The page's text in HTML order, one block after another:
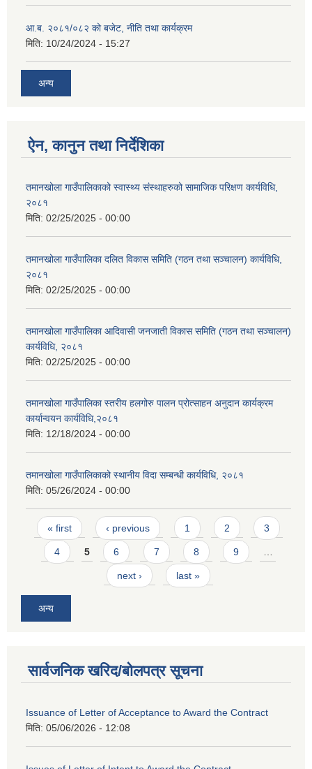
आ.ब. २०८१/०८२ को बजेट, नीति तथा कार्यक्रम
मिति: 10/24/2024 - 15:27
अन्य
ऐन, कानुन तथा निर्देशिका
तमानखोला गाउँपालिकाको स्वास्थ्य संस्थाहरुको सामाजिक परिक्षण कार्यविधि,
२०८१
मिति: 02/25/2025 - 00:00
तमानखोला गाउँपालिका दलित विकास समिति (गठन तथा सञ्चालन) कार्यविधि,
२०८१
मिति: 02/25/2025 - 00:00
तमानखोला गाउँपालिका आदिवासी जनजाती विकास समिति (गठन तथा सञ्चालन)
कार्यविधि, २०८१
मिति: 02/25/2025 - 00:00
तमानखोला गाउँपालिका स्तरीय हलगोरु पालन प्रोत्साहन अनुदान कार्यक्रम
कार्यान्वयन कार्यविधि,२०८१
मिति: 12/18/2024 - 00:00
तमानखोला गाउँपालिकाको स्थानीय विदा सम्बन्धी कार्यविधि, २०८१
मिति: 05/26/2024 - 00:00
Pages
« first ‹ previous 1 2 3
4 5 6 7 8 9 …
next › last »
अन्य
सार्वजनिक खरिद/बोलपत्र सूचना
Issuance of Letter of Acceptance to Award the Contract
मिति: 05/06/2026 - 12:08